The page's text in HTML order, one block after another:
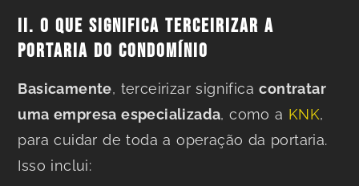
II. O QUE SIGNIFICA TERCEIRIZAR A
PORTARIA DO CONDOMÍNIO
Basicamente, terceirizar significacontratar
uma empresa especializada, como a KNK,
para cuidar de toda a operação da portaria.
Isso inclui: